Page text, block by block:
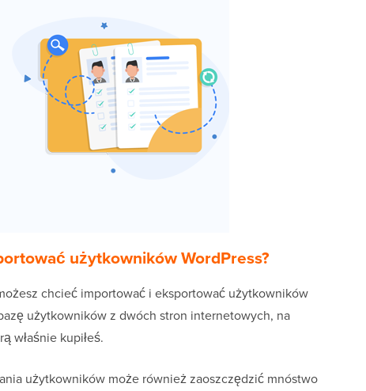
użytkowników WordPress?
chcieć importować i eksportować użytkowników
użytkowników z dwóch stron internetowych, na
właśnie kupiłeś.
użytkowników może również zaoszczędzić mnóstwo